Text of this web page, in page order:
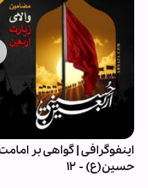
اینفوگرافی | گواهی بر
حسین(ع) - ۱۲